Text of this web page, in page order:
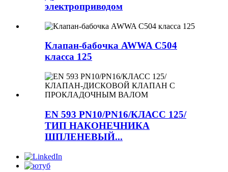
электроприводом
Клапан-бабочка AWWA C504
класса 125
EN 593 PN10/PN16/КЛАСС 125/
ТИП НАКОНЕЧНИКА
ШПЛЕНЕВЫЙ...